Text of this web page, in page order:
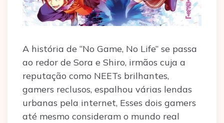
A história de “No Game, No Life” se passa
ao redor de Sora e Shiro, irmãos cuja a
reputação como NEETs brilhantes,
gamers reclusos, espalhou várias lendas
urbanas pela internet, Esses dois gamers
até mesmo consideram o mundo real